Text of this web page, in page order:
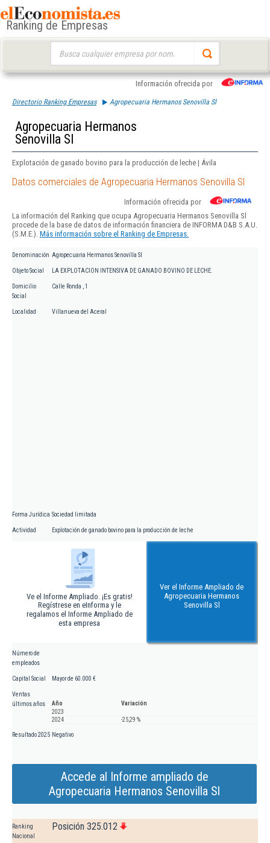
Ranking de Empresas
Información ofrecida por
Directorio Ranking Empresas Agropecuaria Hermanos Senovilla Sl
Agropecuaria Hermanos
Senovilla Sl
Explotación de ganado bovino para la producción de leche | Ávila
Datos comerciales de Agropecuaria Hermanos Senovilla Sl
Información ofrecida por
La información del Ranking que ocupa Agropecuaria Hermanos Senovilla Sl
procede de la base de datos de información financiera de INFORMA D&B S.A.U.
(S.M.E.). Más información sobre el Ranking de Empresas.
Denominación Agropecuaria Hermanos Senovilla Sl
Objeto Social LA EXPLOTACION INTENSIVA DE GANADO BOVINO DE LECHE.
Domicilio
Social
Calle Ronda , 1
Localidad Villanueva del Aceral
Forma Jurídica Sociedad limitada
Actividad Explotación de ganado bovino para la producción de leche
Ve el Informe Ampliado. ¡Es gratis!
Regístrese en eInforma y le
regalamos el Informe Ampliado de
esta empresa
Ver el Informe Ampliado de
Agropecuaria Hermanos
Senovilla Sl
Número de
empleados
Capital Social Mayor de 60.000 €
Ventas
últimos años
Año
Variación
2023
2024
-25,29 %
Resultado 2025 Negativo
Accede al Informe ampliado de
Agropecuaria Hermanos Senovilla Sl
Ranking
Nacional
Posición 325.012